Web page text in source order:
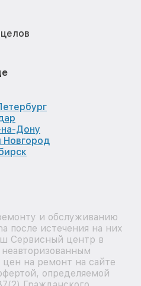
Дону
Новгород
и обслуживанию
после истечения на них
Сервисный центр в
на ремонт на сайте
определяемой